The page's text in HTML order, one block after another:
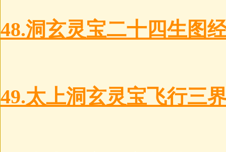
48.洞玄灵宝二十四生图
49.太上洞玄灵宝飞行三